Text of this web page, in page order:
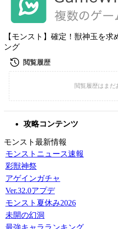
【モンスト】確定！獣神玉を
ング
攻略コンテンツ
モンスト最新情報
モンストニュース速報
彩獣神祭
アゲインガチャ
Ver.32.0アプデ
モンスト夏休み2026
未開の幻洞
最強キャラランキング